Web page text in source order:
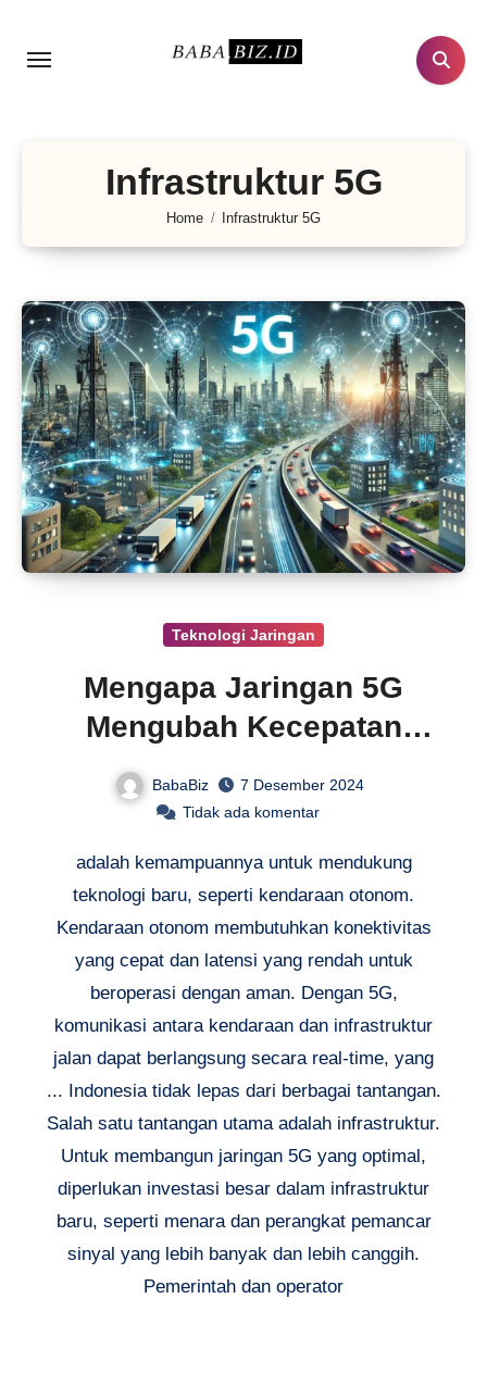
Infrastruktur 5G
Home Infrastruktur 5G
Teknologi Jaringan
Mengapa Jaringan 5G
Mengubah Kecepatan
BabaBiz
7 Desember 2024
Tidak ada komentar
adalah kemampuannya untuk mendukung
teknologi baru, seperti kendaraan otonom.
Kendaraan otonom membutuhkan konektivitas
yang cepat dan latensi yang rendah untuk
beroperasi dengan aman. Dengan 5G,
komunikasi antara kendaraan dan infrastruktur
jalan dapat berlangsung secara real-time, yang
... Indonesia tidak lepas dari berbagai tantangan.
Salah satu tantangan utama adalah infrastruktur.
Untuk membangun jaringan 5G yang optimal,
diperlukan investasi besar dalam infrastruktur
baru, seperti menara dan perangkat pemancar
sinyal yang lebih banyak dan lebih canggih.
Pemerintah dan operator